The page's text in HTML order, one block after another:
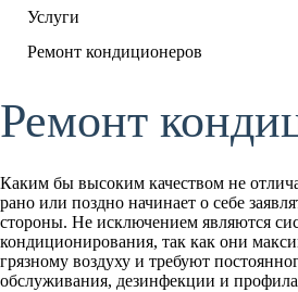
Услуги
Ремонт кондиционеров
Ремонт
Каким бы высоким качеством не
рано или поздно начинает о себе
стороны. Не исключением являются
кондиционирования, так как они
грязному воздуху и требуют
обслуживания, дезинфекции и